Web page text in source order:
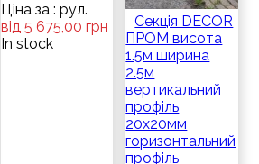
Ціна за : рул.
від 5 675,00 грн
In stock
Секція DECOR
ПРОМ висота
1.5м ширина
2.5м
вертикальний
профіль
20x20мм
горизонтальний
профіль